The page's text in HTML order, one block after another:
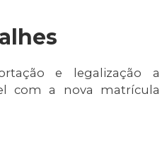
e legalização a
com a nova matrícula